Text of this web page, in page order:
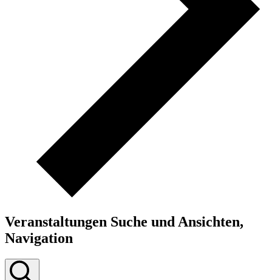
Veranstaltungen Suche und Ansichten,
Navigation